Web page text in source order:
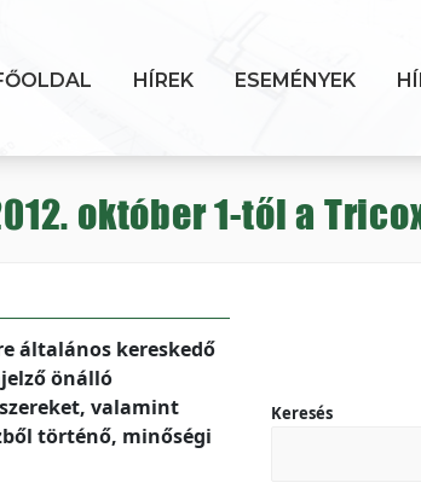
HÍREK ESEMÉNYEK
október 1-től a
általános kereskedő
önálló
valamint
történő, minőségi
Keresés